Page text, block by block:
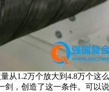
1.2万个放大到4.8万个这
，创造了这一条件。可以